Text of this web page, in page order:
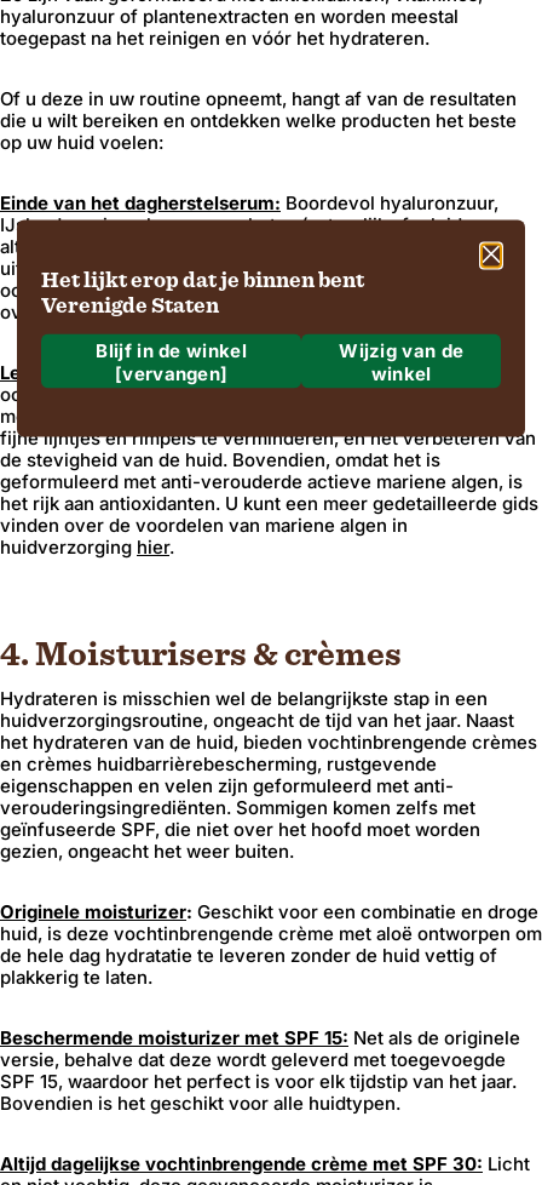
Het lijkt erop dat je binnen bent
Verenigde Staten
Blijf in de winkel
[vervangen]
Wijzig van de
winkel
Verzending naar
Bevestigen
Wijzigen waar u verzendt om de valuta, verzendopties en de beschikbaarheid
hyaluronzuur of plantenextracten en worden meestal
toegepast na het reinigen en vóór het hydrateren.
Of u deze in uw routine opneemt, hangt af van de resultaten
die u wilt bereiken en ontdekken welke producten het beste
op uw huid voelen:
Einde van het dagherstelserum: Boordevol hyaluronzuur,
IJslandse microalgen en rambutan (natuurlijk afgeleid
alternatief voor retinol), is dit serum klinisch bewezen het
uiterlijk van fijne lijnen en rimpels te verminderen. Het heeft
ook huidwandelende eigenschappen en biedt
overnachthydratatie.
Leeftijdsafweer Serum: De perfecte aanvulling op elke
ochtend- of nachtelijke huidverzorgingsroutine, vooral voor
mensen met een volwassen huid. Het helpt het uiterlijk van
fijne lijntjes en rimpels te verminderen, en het verbeteren van
de stevigheid van de huid. Bovendien, omdat het is
geformuleerd met anti-verouderde actieve mariene algen, is
het rijk aan antioxidanten. U kunt een meer gedetailleerde gids
vinden over de voordelen van mariene algen in
huidverzorging hier.
4. Moisturisers & crèmes
Hydrateren is misschien wel de belangrijkste stap in een
huidverzorgingsroutine, ongeacht de tijd van het jaar. Naast
het hydrateren van de huid, bieden vochtinbrengende crèmes
en crèmes huidbarrièrebescherming, rustgevende
eigenschappen en velen zijn geformuleerd met anti-
verouderingsingrediënten. Sommigen komen zelfs met
geïnfuseerde SPF, die niet over het hoofd moet worden
gezien, ongeacht het weer buiten.
Originele moisturizer: Geschikt voor een combinatie en droge
huid, is deze vochtinbrengende crème met aloë ontworpen om
de hele dag hydratatie te leveren zonder de huid vettig of
plakkerig te laten.
Beschermende moisturizer met SPF 15: Net als de originele
versie, behalve dat deze wordt geleverd met toegevoegde
SPF 15, waardoor het perfect is voor elk tijdstip van het jaar.
Bovendien is het geschikt voor alle huidtypen.
Altijd dagelijkse vochtinbrengende crème met SPF 30: Licht